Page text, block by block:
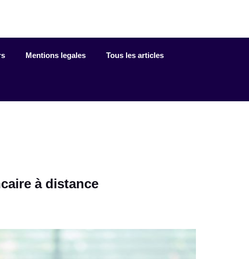
Mentions legales Tous les articles
à distance